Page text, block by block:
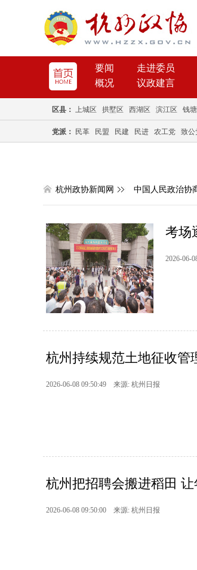
要闻 走进委员
概况
议政建言
区县： 上城区 拱墅区 西湖区 滨江区 钱
党派： 民革 民盟 民建 民进 农工党 致公
杭州政协新闻网 中国人民政治协
考场
2026-06-
杭州持续规范土地征收管
2026-06-08 09:50:49 来源: 杭州日报
杭州把招聘会搬进稻田
2026-06-08 09:50:00 来源: 杭州日报